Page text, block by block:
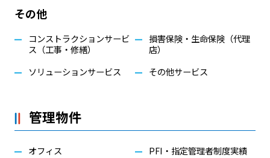
その他
コンストラクションサービ
ス（工事・修繕）
ソリューションサービス
損害保険・生命保険（代理
店）
その他サービス
管理物件
オフィス
PFI・指定管理者制度実績